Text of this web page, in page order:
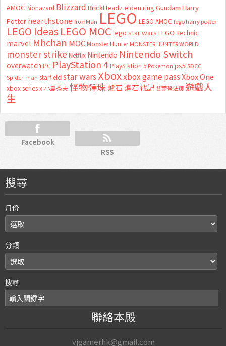
AMOC Biohazard Blizzard BrickHeadz elden ring Gundam Harry
Potter hearthstone Iron Man LEGO LEGO AMOC lego harry potter
LEGO Ideas LEGO MOC lego star wars LEGO Technic
marvel Mhchan MOC Monster Hunter MONSTER HUNTER WORLD
monster strike Netflix Nintendo Nintendo Switch
overwatch PC PlayStation 4 PlayStation 5 Pokemon ps5 SDCC
Spider-man starfield star wars Xboxxbox game passXbox One
xbox series x 小島秀夫怪物彈珠 爐石 爐石戰記艾爾登法環 遊戲人
生
Facebook
RSS
搜尋
月份
分類
搜尋
聯絡本殿
vjgamerhk@gmail.com